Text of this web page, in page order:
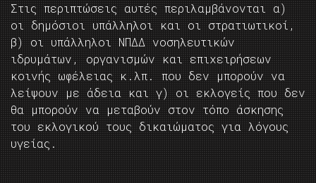
Στις περιπτώσεις αυτές περιλαμβάνονται α)
οι δημόσιοι υπάλληλοι και οι στρατιωτικοί,
β) οι υπάλληλοι ΝΠΔΔ νοσηλευτικών
ιδρυμάτων, οργανισμών και επιχειρήσεων
κοινής ωφέλειας κ.λπ. που δεν μπορούν να
λείψουν με άδεια και γ) οι εκλογείς που δεν
θα μπορούν να μεταβούν στον τόπο άσκησης
του εκλογικού τους δικαιώματος για λόγους
υγείας.